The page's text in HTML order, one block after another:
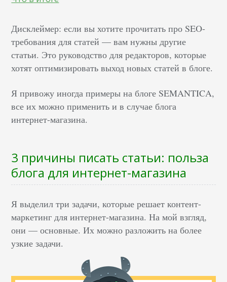
Дисклеймер: если вы хотите прочитать про SEO-
требования для статей — вам нужны другие
статьи. Это руководство для редакторов, которые
хотят оптимизировать выход новых статей в блоге.
Я привожу иногда примеры на блоге SEMANTICA,
все их можно применить и в случае блога
интернет-магазина.
3 причины писать статьи: польза
блога для интернет-магазина
Я выделил три задачи, которые решает контент-
маркетинг для интернет-магазина. На мой взгляд,
они — основные. Их можно разложить на более
узкие задачи.